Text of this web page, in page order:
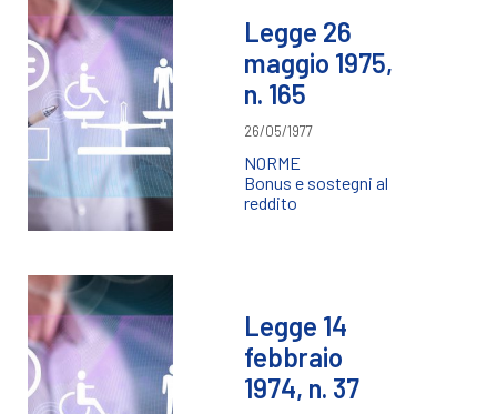
Legge 26
maggio 1975,
n. 165
26/05/1977
NORME
Bonus e sostegni al
reddito
Legge 14
febbraio
1974, n. 37